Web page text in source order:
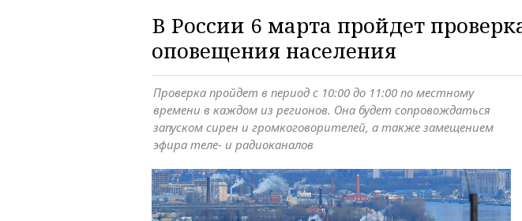
В России 6 марта пройдет
оповещения населения
Проверка пройдет в период с 10:00 до 11:00 по местному
времени в каждом из регионов. Она будет сопровождаться
запуском сирен и громкоговорителей, а также замещением
эфира теле- и радиоканалов